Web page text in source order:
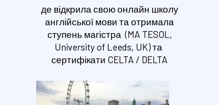
де відкрила свою онлайн школу
англійської мови та отримала
ступень магістра (MA TESOL,
University of Leeds, UK) та
сертифікати CELTA / DELTA